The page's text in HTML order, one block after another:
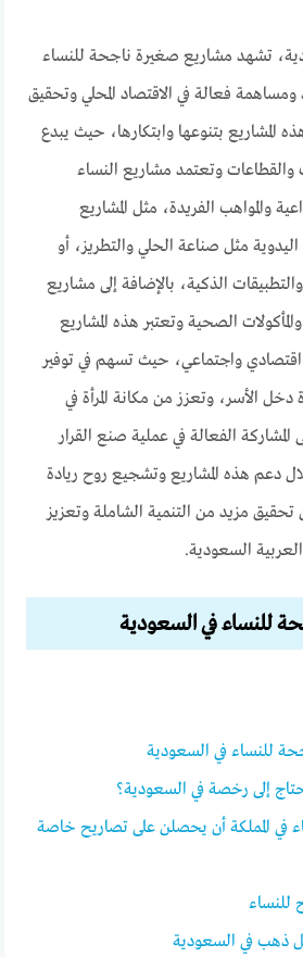
تشهد مشاريع صغيرة ناجحة للنساء
فعالة في الاقتصاد المحلي وتحقيق
المشاريع بتنوعها وابتكارها، حيث يبدع
والقطاعات وتعتمد مشاريع النساء
والمواهب الفريدة، مثل المشاريع
مثل صناعة الحلي والتطريز، أو
الذكية، بالإضافة إلى مشاريع
والمأكولات الصحية وتعتبر هذه المشاريع
واجتماعي، حيث تسهم في توفير
الأسر، وتعزز من مكانة المرأة في
المشاركة الفعالة في عملية صنع القرار
دعم هذه المشاريع وتشجيع روح ريادة
تحقيق مزيد من التنمية الشاملة وتعزيز
العربية السعودية.
للنساء في السعودية
للنساء في السعودية
إلى رخصة في السعودية؟
في المملكة أن يحصلن على تصاريح خاصة
ذهب في السعودية